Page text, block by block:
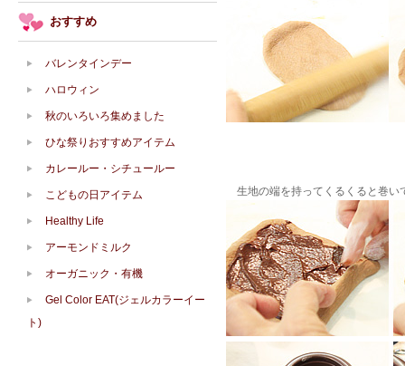
生地の端を持ってくるくると巻い
おすすめ
バレンタインデー
ハロウィン
秋のいろいろ集めました
ひな祭りおすすめアイテム
カレールー・シチュールー
こどもの日アイテム
Healthy Life
アーモンドミルク
オーガニック・有機
Gel Color EAT(ジェルカラーイー
ト)